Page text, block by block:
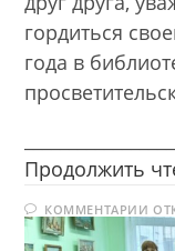
гордиться
года в
Продолжить
КОММЕНТАРИИ К